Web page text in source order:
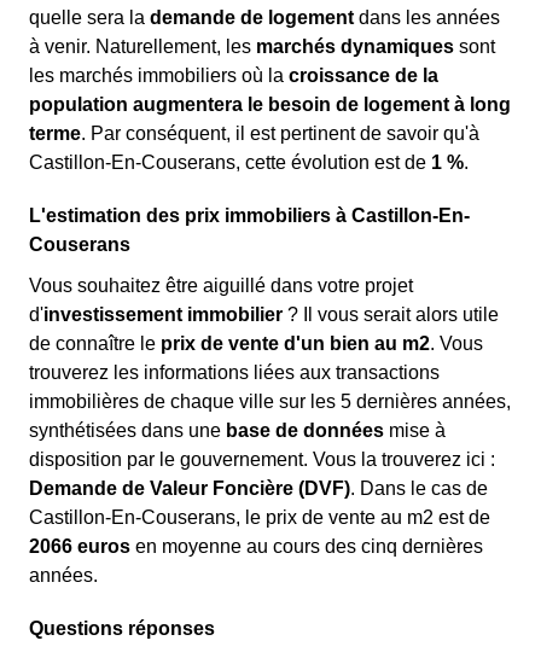
quelle sera la demande de logement dans les années
à venir. Naturellement, les marchés dynamiques sont
les marchés immobiliers où la croissance de la
population augmentera le besoin de logement à long
terme. Par conséquent, il est pertinent de savoir qu'à
Castillon-En-Couserans, cette évolution est de 1 %.
L'estimation des prix immobiliers à Castillon-En-
Couserans
Vous souhaitez être aiguillé dans votre projet
d'investissement immobilier ? Il vous serait alors utile
de connaître le prix de vente d'un bien au m2. Vous
trouverez les informations liées aux transactions
immobilières de chaque ville sur les 5 dernières années,
synthétisées dans une base de données mise à
disposition par le gouvernement. Vous la trouverez ici :
Demande de Valeur Foncière (DVF). Dans le cas de
Castillon-En-Couserans, le prix de vente au m2 est de
2066 euros en moyenne au cours des cinq dernières
années.
Questions réponses